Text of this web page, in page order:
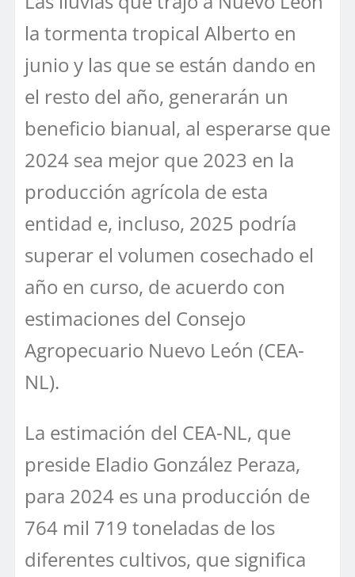
la tormenta tropical Alberto en
junio y las que se están dando en
el resto del año, generarán un
beneficio bianual, al esperarse que
2024 sea mejor que 2023 en la
producción agrícola de esta
entidad e, incluso, 2025 podría
superar el volumen cosechado el
año en curso, de acuerdo con
estimaciones del Consejo
Agropecuario Nuevo León (CEA-
NL).
La estimación del CEA-NL, que
preside Eladio González Peraza,
para 2024 es una producción de
764 mil 719 toneladas de los
diferentes cultivos, que significa